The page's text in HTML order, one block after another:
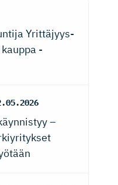
Yrittäjyys-
-
–